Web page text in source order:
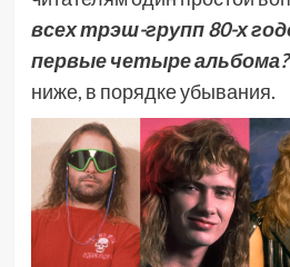
всех трэш-групп 80-х
первые четыре альбома?
ниже, в порядке убывания.